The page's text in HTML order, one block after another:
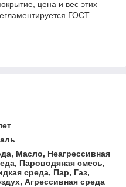
цена и вес этих
ГОСТ
Масло, Неагрессивная
Пароводяная смесь,
среда, Пар, Газ,
Агрессивная среда